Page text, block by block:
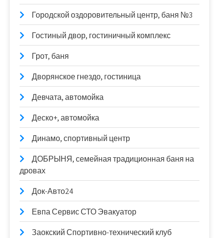
Городской оздоровительный центр, баня №3
Гостиный двор, гостиничный комплекс
Грот, баня
Дворянское гнездо, гостиница
Девчата, автомойка
Деско+, автомойка
Динамо, спортивный центр
ДОБРЫНЯ, семейная традиционная баня на
дровах
Док-Авто24
Евпа Сервис СТО Эвакуатор
Заокский Спортивно-технический клуб